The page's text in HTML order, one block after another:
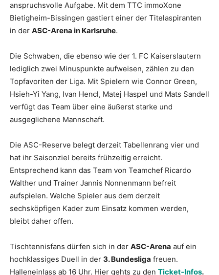
anspruchsvolle Aufgabe. Mit dem TTC immoXone
Bietigheim-Bissingen gastiert einer der Titelaspiranten
in der ASC-Arena in Karlsruhe.
Die Schwaben, die ebenso wie der 1. FC Kaiserslautern
lediglich zwei Minuspunkte aufweisen, zählen zu den
Topfavoriten der Liga. Mit Spielern wie Connor Green,
Hsieh-Yi Yang, Ivan Hencl, Matej Haspel und Mats Sandell
verfügt das Team über eine äußerst starke und
ausgeglichene Mannschaft.
Die ASC-Reserve belegt derzeit Tabellenrang vier und
hat ihr Saisonziel bereits frühzeitig erreicht.
Entsprechend kann das Team von Teamchef Ricardo
Walther und Trainer Jannis Nonnenmann befreit
aufspielen. Welche Spieler aus dem derzeit
sechsköpfigen Kader zum Einsatz kommen werden,
bleibt daher offen.
Tischtennisfans dürfen sich in der ASC-Arena auf ein
hochklassiges Duell in der 3. Bundesliga freuen.
Halleneinlass ab 16 Uhr. Hier gehts zu den Ticket-Infos.